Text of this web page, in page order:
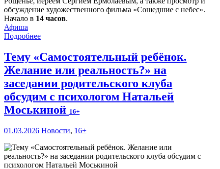
обсуждение художественного фильма «Сошедшие с небес».
Начало в 14 часов.
Афиша
Подробнее
Тему «Самостоятельный ребёнок.
Желание или реальность?» на
заседании родительского клуба
обсудим с психологом Натальей
Моськиной 16+
01.03.2026 Новости, 16+